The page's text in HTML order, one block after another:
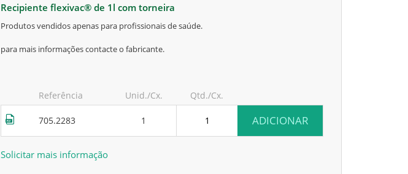
recipiente flexivac® de 1l com torneira
produtos vendidos apenas para profissionais de saúde.
para mais informações contacte o fabricante.
Referência Unid./Cx. Qtd./Cx.
705.2283 1 ADICIONAR
Solicitar mais informação